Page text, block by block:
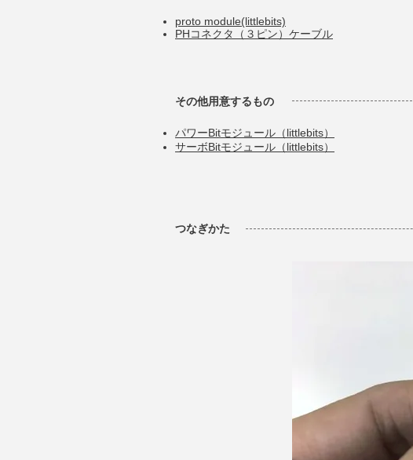
proto module(littlebits)
PHコネクタ（３ピン）ケーブル
その他用意するもの
パワーBitモジュール（littlebits）
サーボBitモジュール（littlebits）
つなぎかた